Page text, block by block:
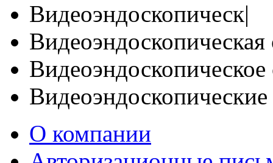
Видеоэндоскопическ|
Видеоэндоскопическая
О компании